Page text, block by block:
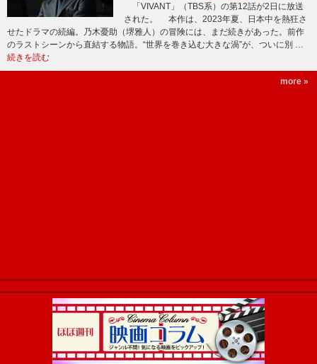
「VIVANT」（TBS系）の第12話が2日に放送
された。 本作は、2023年夏、日本中を熱狂さ
せたドラマの続編。乃木憂助（堺雅人）の冒険には、まだ続きがあった。前作
のラストシーンから直結する物語。“世界を巻き込む大きな渦”が、ついに別 …
続きを読む
more »